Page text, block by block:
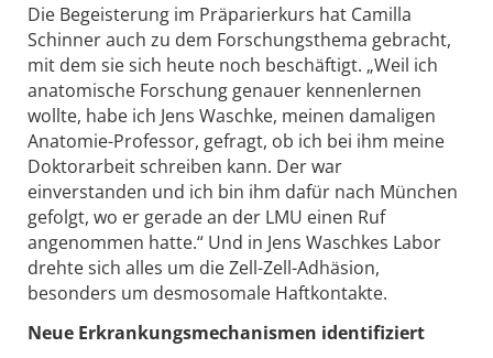
Die Begeisterung im Präparierkurs hat Camilla
Schinner auch zu dem Forschungsthema gebracht,
mit dem sie sich heute noch beschäftigt. „Weil ich
anatomische Forschung genauer kennenlernen
wollte, habe ich Jens Waschke, meinen damaligen
Anatomie-Professor, gefragt, ob ich bei ihm meine
Doktorarbeit schreiben kann. Der war
einverstanden und ich bin ihm dafür nach München
gefolgt, wo er gerade an der LMU einen Ruf
angenommen hatte.“ Und in Jens Waschkes Labor
drehte sich alles um die Zell-Zell-Adhäsion,
besonders um desmosomale Haftkontakte.
Neue Erkrankungsmechanismen identifiziert